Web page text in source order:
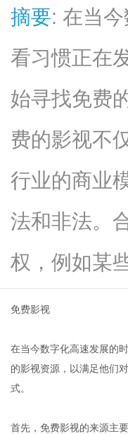
摘要: 在当
看习惯正在
始寻找免费
费的影视不
行业的商业
法和非法。
权，例如某
免费影视
在当今数字化高速发展的
的影视资源，以满足他们
式。
首先，免费影视的来源主